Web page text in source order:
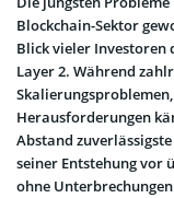
Blockchain-Sektor
Blick vieler
Layer 2. Während
Herausforderungen
Abstand
seiner Entstehung vor
ohne